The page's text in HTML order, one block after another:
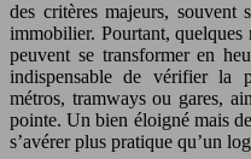
des critères majeurs, souvent
immobilier. Pourtant,
peuvent se transformer en
indispensable de vérifier la
métros, tramways ou gares,
pointe. Un bien éloigné mais
s’avérer plus pratique qu’un